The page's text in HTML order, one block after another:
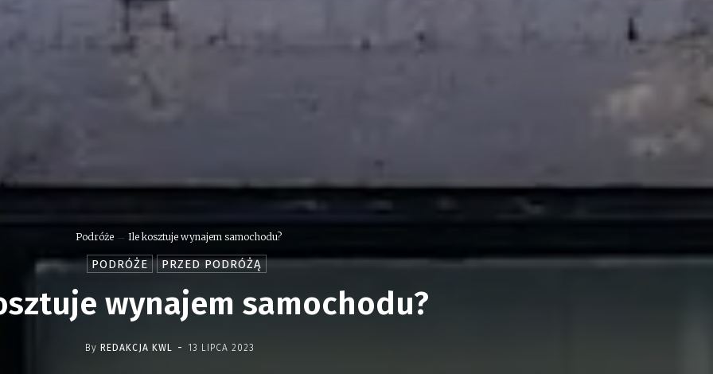
Podróże Ile kosztuje wynajem samochodu?
PODRÓŻE PRZED PODRÓŻĄ
wynajem samochodu?
By REDAKCJA KWL - 13 LIPCA 2023